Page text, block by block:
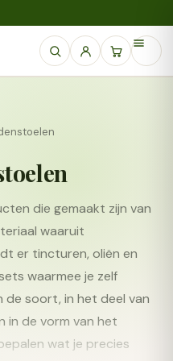
die gemaakt zijn van
waaruit
er tincturen, oliën en
waarmee je zelf
de soort, in het deel van
in de vorm van het
wat je precies